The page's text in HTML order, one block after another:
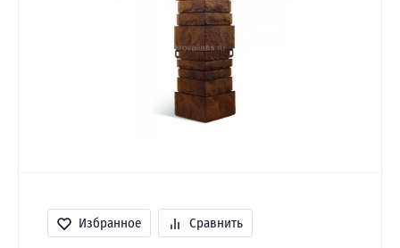
Избранное Сравнить